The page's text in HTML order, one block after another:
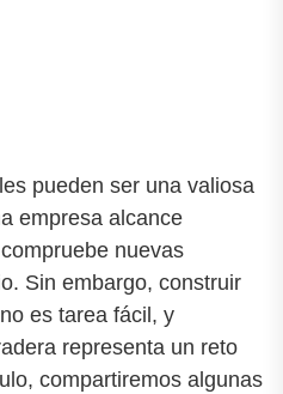
pueden ser una valiosa
empresa alcance
nuevas
Sin embargo, construir
es tarea fácil, y
representa un reto
compartiremos algunas